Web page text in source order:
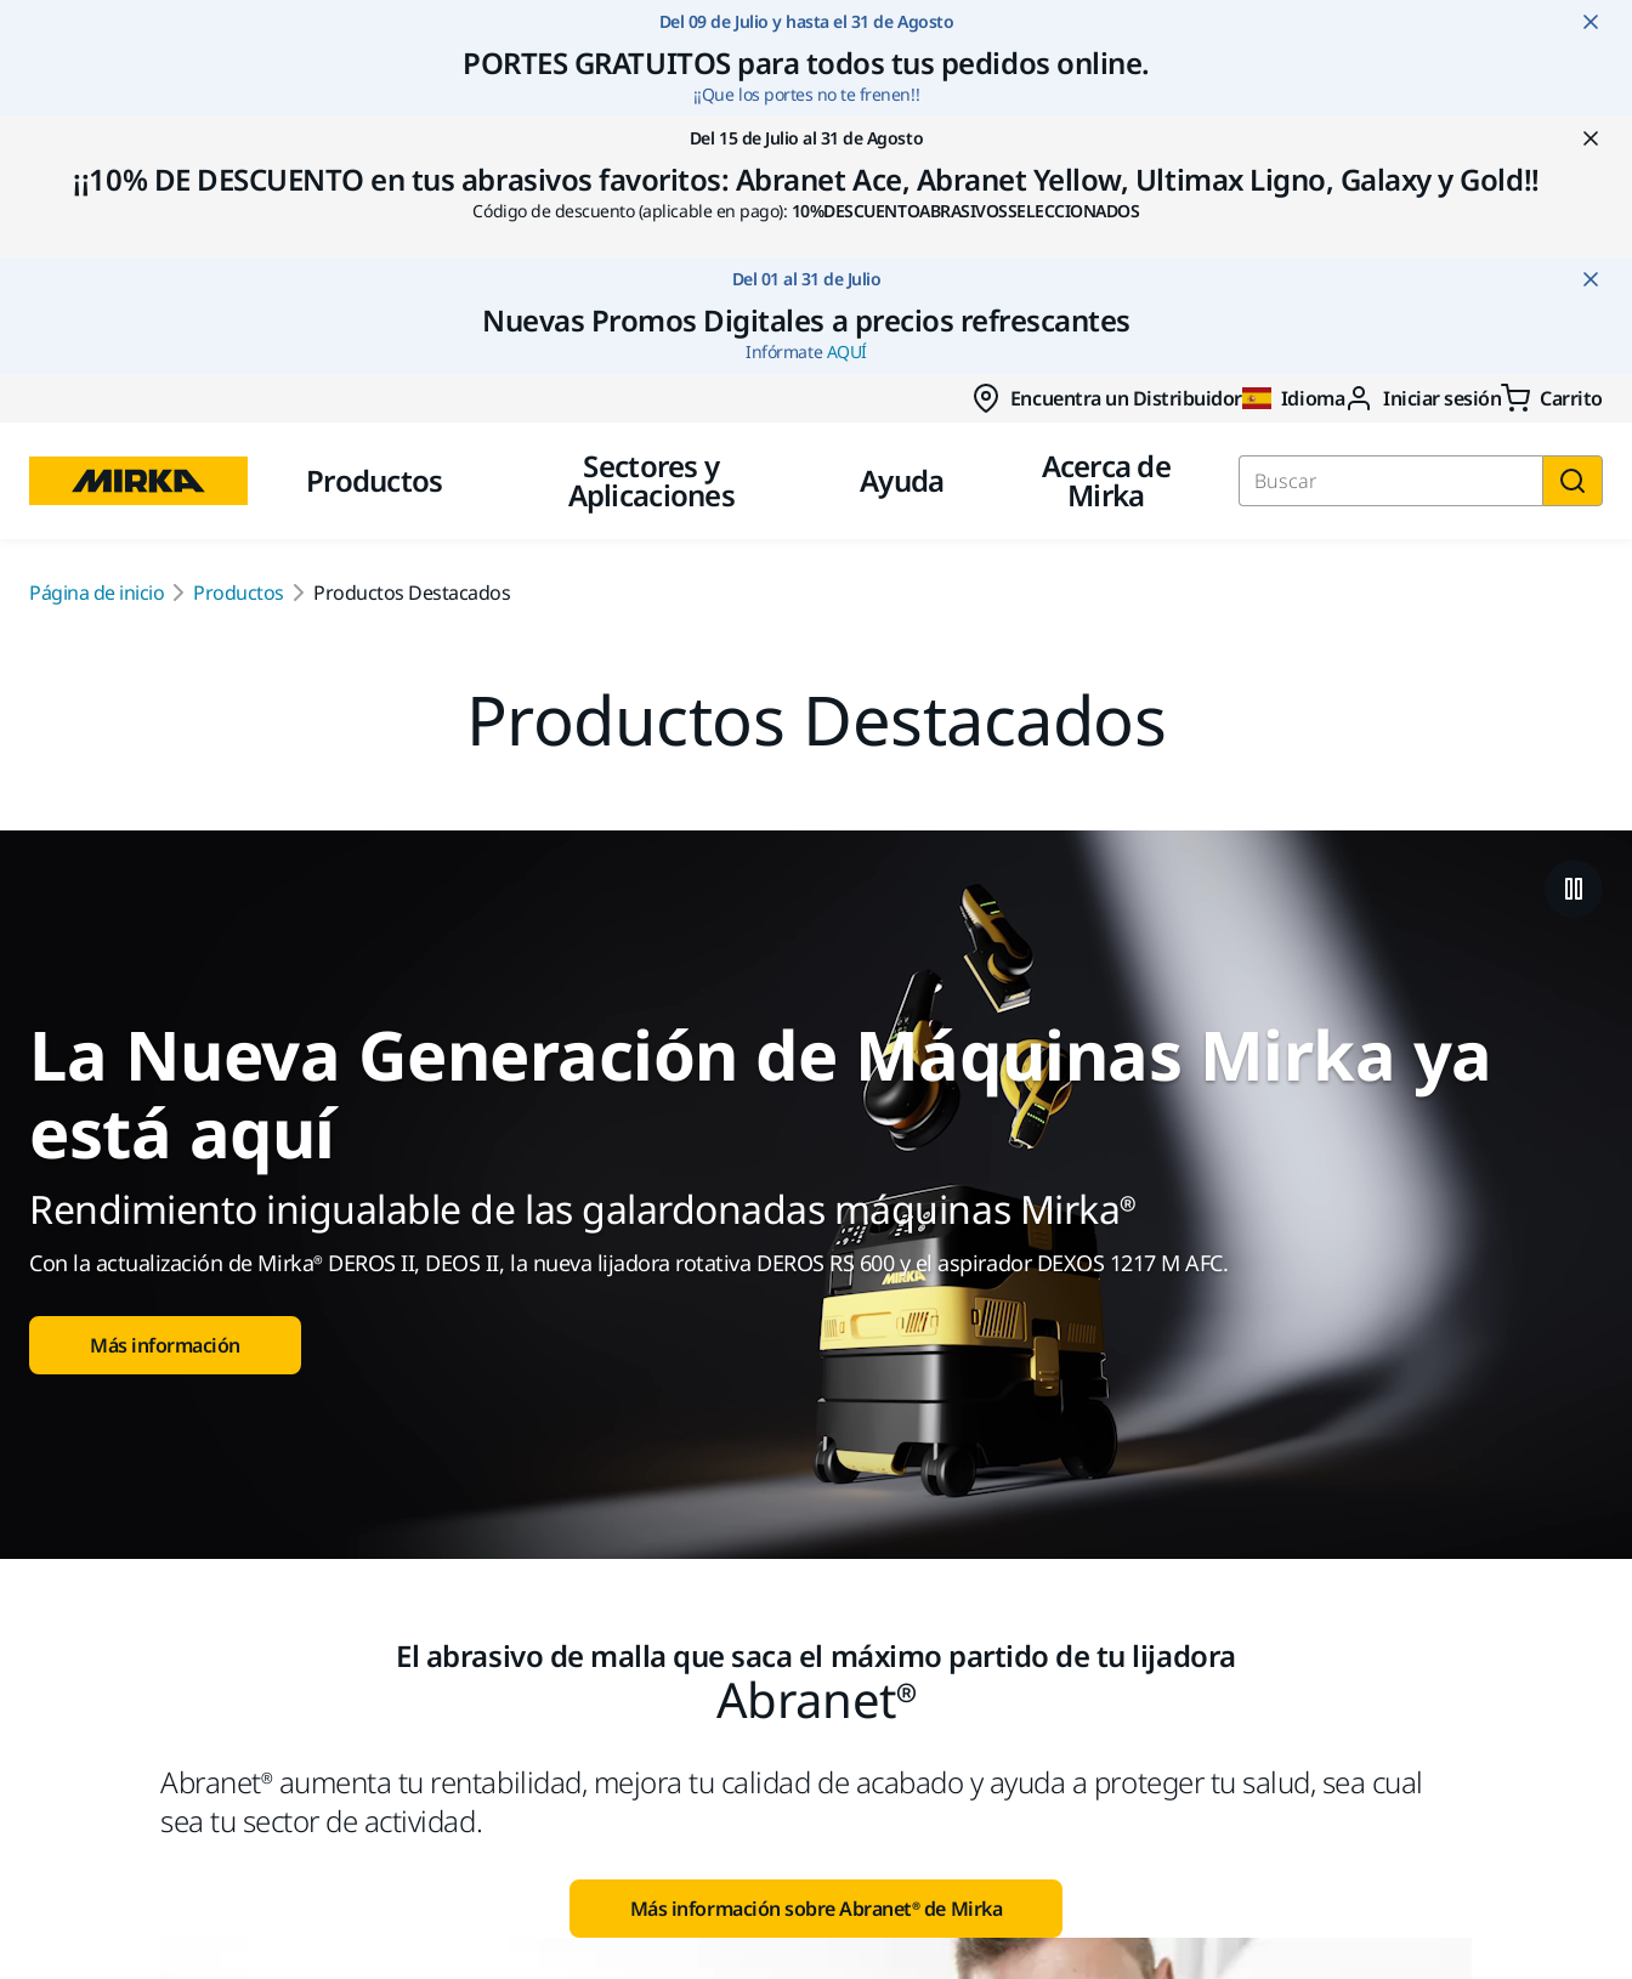
Ir a contenido
Del 09 de Julio y hasta el 31 de Agosto
PORTES GRATUITOS para todos tus pedidos online.
¡¡Que los portes no te frenen!!
Del 15 de Julio al 31 de Agosto
¡¡10% DE DESCUENTO en tus abrasivos favoritos: Abranet Ace, Abranet Yellow, Ultimax Ligno, Galaxy y Gold!!
Código de descuento (aplicable en pago): 10%DESCUENTOABRASIVOSSELECCIONADOS
Del 01 al 31 de Julio
Nuevas Promos Digitales a precios refrescantes
InfórmateAQUÍ
Encuentra un Distribuidor Idioma Iniciar sesión Carrito
Productos Sectores y
Aplicaciones Ayuda Acerca de
Mirka Buscar
Página de inicio Productos Productos Destacados
Productos Destacados
La Nueva Generación de Máquinas Mirka ya
está aquí
Rendimiento inigualable de las galardonadas máquinas Mirka®
Con la actualización de Mirka® DEROS II, DEOS II, la nueva lijadora rotativa DEROS RS 600 y el aspirador DEXOS 1217 M AFC.
Más información
El abrasivo de malla que saca el máximo partido de tu lijadora
Abranet®
Abranet® aumenta tu rentabilidad, mejora tu calidad de acabado y ayuda a proteger tu salud, sea cual
sea tu sector de actividad.
Más información sobre Abranet® de Mirka